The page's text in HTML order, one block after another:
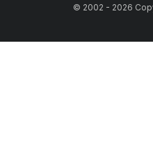
© 2002 - 2026